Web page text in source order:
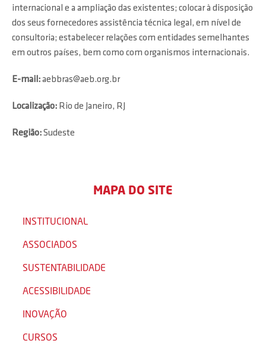
internacional e a ampliação das existentes; colocar à disposição
dos seus fornecedores assistência técnica legal, em nível de
consultoria; estabelecer relações com entidades semelhantes
em outros países, bem como com organismos internacionais.
E-mail:aebbras@aeb.org.br
Localização: Rio de Janeiro, RJ
Região:Sudeste
MAPA DO SITE
INSTITUCIONAL
ASSOCIADOS
SUSTENTABILIDADE
ACESSIBILIDADE
INOVAÇÃO
CURSOS